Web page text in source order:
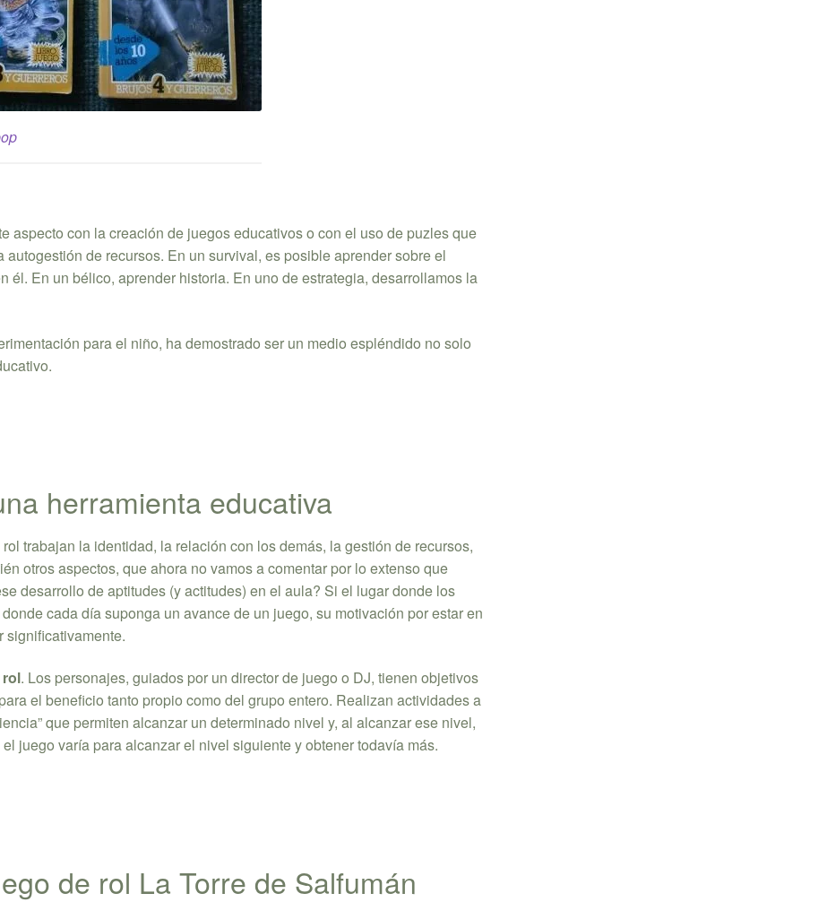
aspecto con la creación de juegos educativos o con el uso de puzles que
de recursos. En un survival, es posible aprender sobre el
él. En un bélico, aprender historia. En uno de estrategia, desarrollamos la
para el niño, ha demostrado ser un medio espléndido no solo
herramienta educativa
trabajan la identidad, la relación con los demás, la gestión de recursos,
otros aspectos, que ahora no vamos a comentar por lo extenso que
desarrollo de aptitudes (y actitudes) en el aula? Si el lugar donde los
cada día suponga un avance de un juego, su motivación por estar en
significativamente.
. Los personajes, guiados por un director de juego o DJ, tienen objetivos
el beneficio tanto propio como del grupo entero. Realizan actividades a
que permiten alcanzar un determinado nivel y, al alcanzar ese nivel,
juego varía para alcanzar el nivel siguiente y obtener todavía más.
de rol La Torre de Salfumán